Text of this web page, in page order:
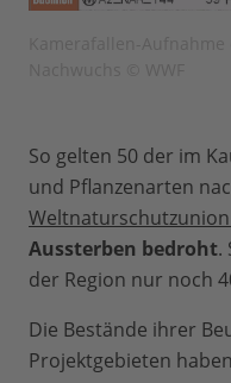
So gelten 50 der im
und Pflanzenarten
Weltnaturschutzunion
Aussterben bedroht.
der Region nur noch
Die Bestände ihrer
Projektgebieten